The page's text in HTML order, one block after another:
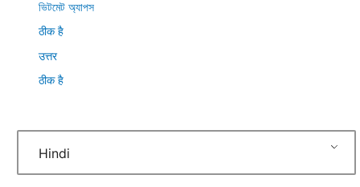
ভিটমেট অ্যাপস
ठीक है
उत्तर
ठीक है
Hindi